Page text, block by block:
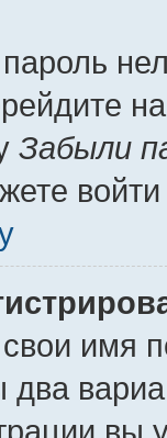
Забыли
имя